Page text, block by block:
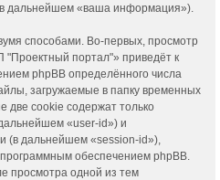
дальнейшем «ваша информация»).
способами. Во-первых, просмотр
портал"» приведёт к
phpBB определённого числа
загружаемые в папку временных
две cookie содержат только
«user-id») и
(в дальнейшем «session-id»),
обеспечением phpBB.
просмотра одной из тем